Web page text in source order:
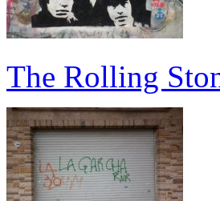
The Rolling